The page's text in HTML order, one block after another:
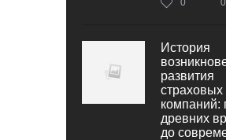
История
развития
страховых
компаний:
древних
до